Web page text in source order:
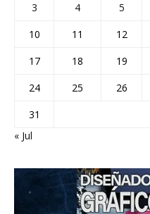
3
4 5
10
11 12
17
18 19
24
25 26
31
« Jul